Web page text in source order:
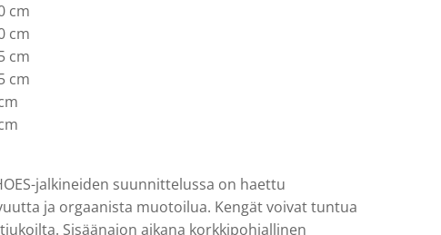
cm
cm
cm
cm
jalkineiden suunnittelussa on haettu
ja orgaanista muotoilua. Kengät voivat tuntua
Sisäänajon aikana korkkipohjallinen